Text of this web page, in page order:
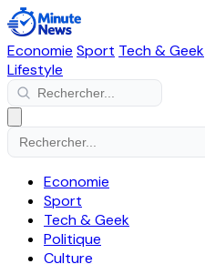
Economie Sport Tech & Geek
Lifestyle
Economie
Sport
Tech & Geek
Politique
Culture